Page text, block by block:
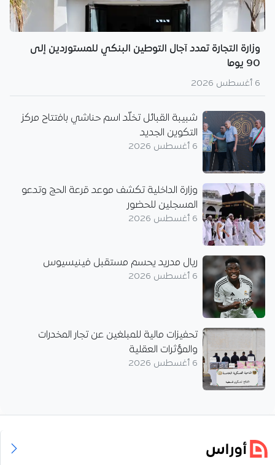
وزارة التجارة تمدد آجال التوطين البنكي للمستوردين إلى
90 يوما
6 أغسطس 2026
شبيبة القبائل تخلّد اسم حناشي بافتتاح مركز
التكوين الجديد
6 أغسطس 2026
وزارة الداخلية تكشف موعد قرعة الحج وتدعو
المسجلين للحضور
6 أغسطس 2026
ريال مدريد يحسم مستقبل فينيسيوس
6 أغسطس 2026
تحفيزات مالية للمبلغين عن تجار المخدرات
والمؤثرات العقلية
6 أغسطس 2026